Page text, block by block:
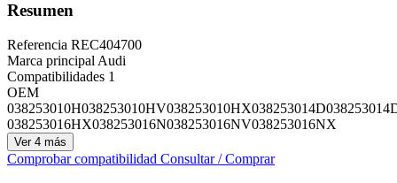
Resumen
Referencia REC404700
Marca principal Audi
Compatibilidades 1
OEM
038253010H038253010HV038253010HX038253014D
038253016HX038253016N038253016NV038253016NX
Ver 4 más
Comprobar compatibilidad Consultar / Comprar